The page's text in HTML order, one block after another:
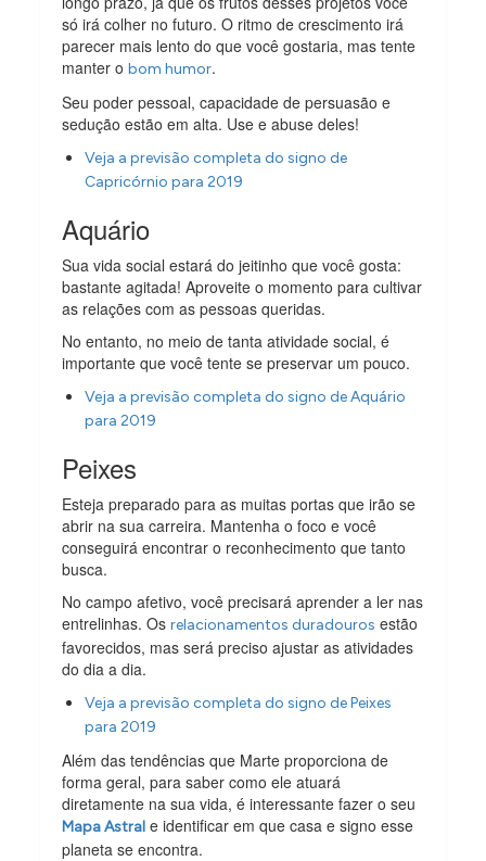
só irá colher no futuro. O ritmo de crescimento irá
parecer mais lento do que você gostaria, mas tente
manter obom humor.
Seu poder pessoal, capacidade de persuasão e
sedução estão em alta. Use e abuse deles!
Veja a previsão completa do signo de
Capricórnio para 2019
Aquário
Sua vida social estará do jeitinho que você gosta:
bastante agitada! Aproveite o momento para cultivar
as relações com as pessoas queridas.
No entanto, no meio de tanta atividade social, é
importante que você tente se preservar um pouco.
Veja a previsão completa do signo de Aquário
para 2019
Peixes
Esteja preparado para as muitas portas que irão se
abrir na sua carreira. Mantenha o foco e você
conseguirá encontrar o reconhecimento que tanto
busca.
No campo afetivo, você precisará aprender a ler nas
entrelinhas. Osrelacionamentos duradouros estão
favorecidos, mas será preciso ajustar as atividades
do dia a dia.
Veja a previsão completa do signo de Peixes
para 2019
Além das tendências que Marte proporciona de
forma geral, para saber como ele atuará
diretamente na sua vida, é interessante fazer o seu
Mapa Astral e identificar em que casa e signo esse
planeta se encontra.